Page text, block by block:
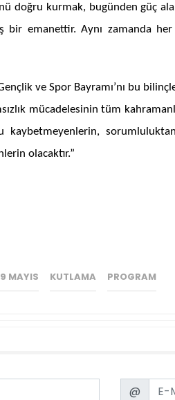
doğru kurmak, bugünden güç
bir emanettir. Aynı zamanda
ve Spor Bayramı’nı bu
mücadelesinin tüm
kaybetmeyenlerin,
olacaktır.”
MAYIS KUTLAMA PROGRAM
Email
@